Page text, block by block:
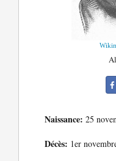
Naissance: 25
Décès: 1er